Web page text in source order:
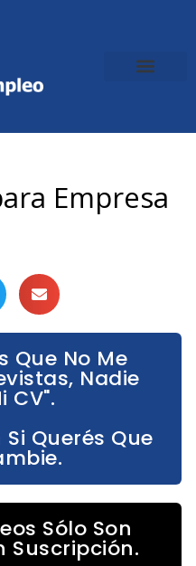
Empresa
Que No Me
Nadie
CV".
Querés Que
Sólo Son
Suscripción.